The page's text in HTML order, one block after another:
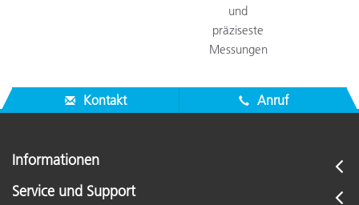
und
präziseste
Messungen
Kontakt Anruf
Informationen
Service und Support